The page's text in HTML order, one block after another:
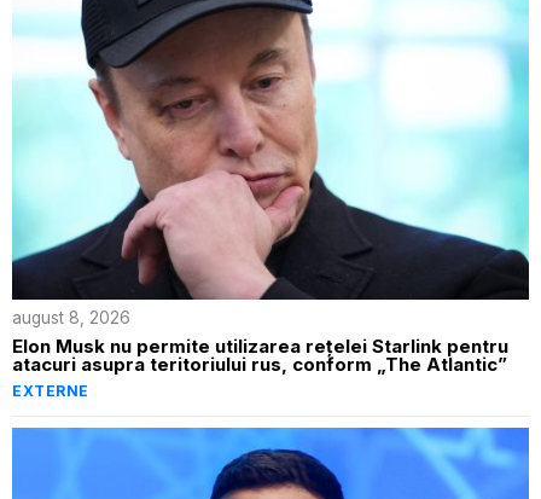
august 8, 2026
Elon Musk nu permite utilizarea rețelei Starlink pentru
atacuri asupra teritoriului rus, conform „The Atlantic”
EXTERNE